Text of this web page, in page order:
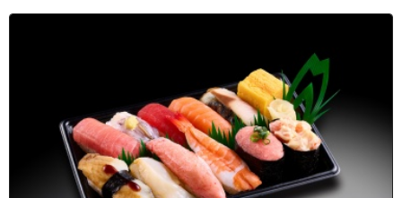
東京都品川区西大井２丁目
東京都品川区西大井５丁目
東京都品川区西大井６丁目
東京都品川区旗の台４丁目
東京都品川区旗の台５丁目